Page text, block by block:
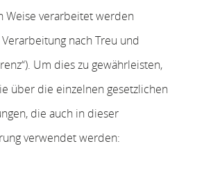
Weise verarbeitet werden
nach Treu und
Um dies zu gewährleisten,
über die einzelnen gesetzlichen
die auch in dieser
verwendet werden: